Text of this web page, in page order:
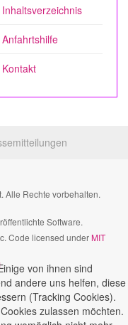
Inhaltsverzeichnis
Anfahrtshilfe
Kontakt
Alle Rechte vorbehalten.
Software.
Code licensed underMIT
.
von ihnen sind
andere uns helfen, diese
(Tracking Cookies).
zulassen möchten.